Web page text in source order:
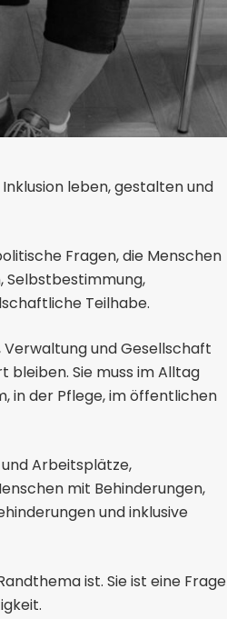
leben, gestalten und
Fragen, die Menschen
Selbstbestimmung,
Teilhabe.
und Gesellschaft
bleiben. Sie muss im Alltag
in der Pflege, im öffentlichen
Arbeitsplätze,
mit Behinderungen,
und inklusive
ist. Sie ist eine Frage